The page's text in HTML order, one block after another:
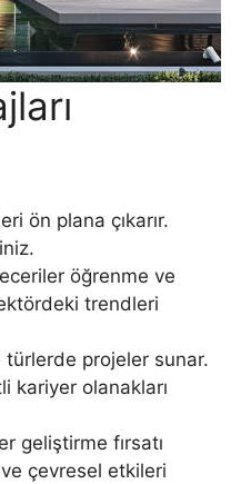
ön plana çıkarır.
öğrenme ve
trendleri
türlerde projeler sunar.
kariyer olanakları
geliştirme fırsatı
çevresel etkileri